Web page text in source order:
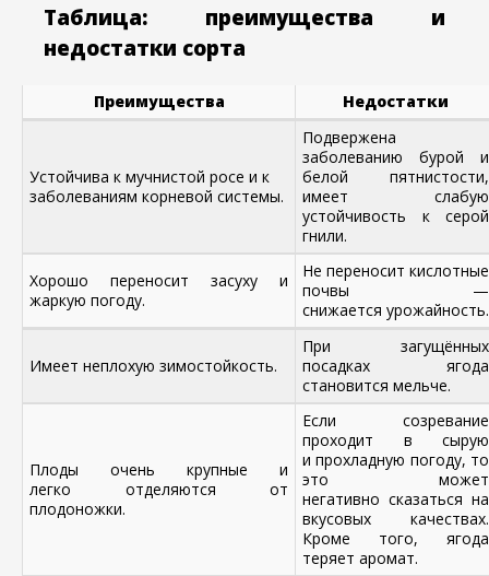
Таблица: преимущества и
недостатки сорта
Преимущества Недостатки
Устойчива к мучнистой росе и к
заболеваниям корневой системы.
Подвержена
заболеванию бурой и
белой пятнистости,
имеет слабую
устойчивость к серой
гнили.
Хорошо переносит засуху и
жаркую погоду.
Не переносит кислотные
почвы —
снижается урожайность.
Имеет неплохую зимостойкость.
При загущённых
посадках ягода
становится мельче.
Плоды очень крупные и
легко отделяются от
плодоножки.
Если созревание
проходит в сырую
и прохладную погоду, то
это может
негативно сказаться на
вкусовых качествах.
Кроме того, ягода
теряет аромат.